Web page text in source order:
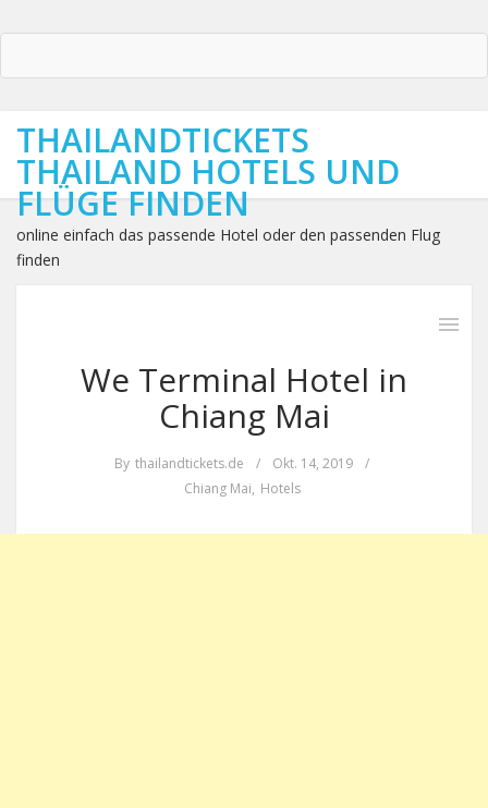
THAILANDTICKETS
THAILAND HOTELS UND
FLÜGE FINDEN
online einfach das passende Hotel oder den passenden Flug
finden
We Terminal Hotel in
Chiang Mai
By thailandtickets.de / Okt. 14, 2019
/
Chiang Mai, Hotels